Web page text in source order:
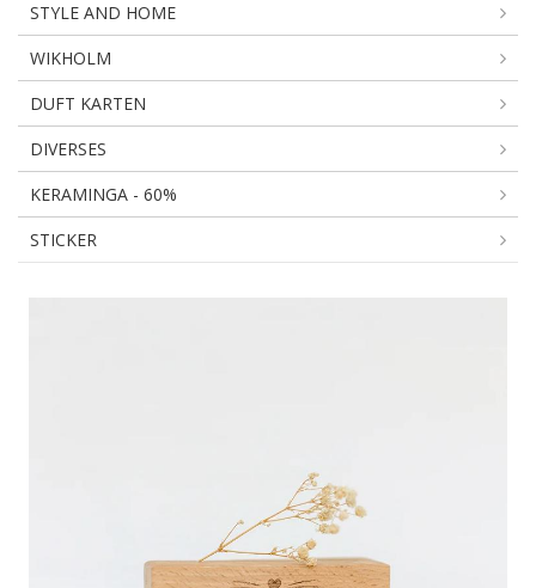
STYLE AND HOME
WIKHOLM
DUFT KARTEN
DIVERSES
KERAMINGA - 60%
STICKER